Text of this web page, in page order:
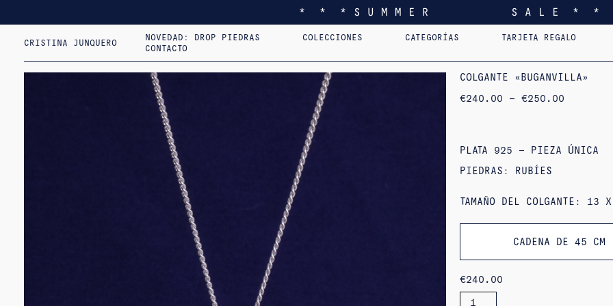
* * * S U M M E R S A L E * *
CRISTINA JUNQUERO
NOVEDAD: DROP PIEDRAS COLECCIONES
I FEEL YOU LIKE
COLGANTES
CATEGORÍAS
TARJETA REGALO
CONTACTO
COLGANTE «BUGANVILLA»
€240.00 – €250.00
€
PLATA 925 – PIEZA ÚNICA
PIEDRAS: RUBÍES
TAMAÑO DEL COLGANTE: 13
CADENA DE 45 CM
€240.00
CANTIDAD